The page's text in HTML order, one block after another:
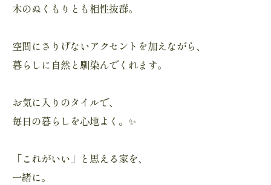
木のぬくもりとも相性抜群。
空間にさりげないアクセントを加えながら、
暮らしに自然と馴染んでくれます。
お気に入りのタイルで、
毎日の暮らしを心地よく。✨
「これがいい」と思える家を、
一緒に。